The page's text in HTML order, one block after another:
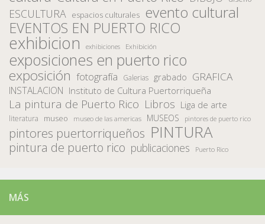
ESCULTURA espacios culturales evento cultural
EVENTOS EN PUERTO RICO
exhibicion exhibiciones Exhibición
exposiciones en puerto rico
exposición fotografía Galerias grabado GRAFICA
INSTALACION Instituto de Cultura Puertorriqueña
La pintura de Puerto Rico Libros Liga de arte
literatura museo museo de las americas MUSEOS pintores de puerto rico
pintores puertorriqueños PINTURA
pintura de puerto rico publicaciones Puerto Rico
MÁS